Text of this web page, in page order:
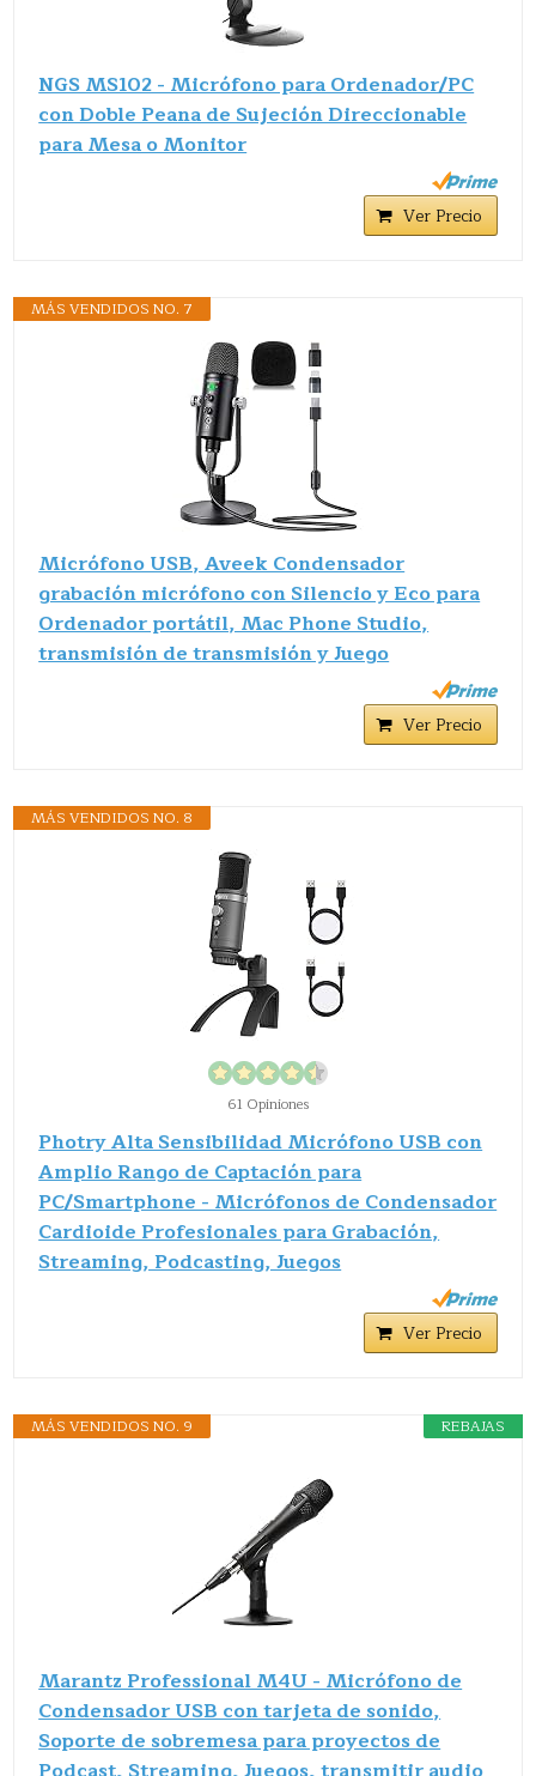
NGS MS102 - Micrófono para Ordenador/PC
con Doble Peana de Sujeción Direccionable
para Mesa o Monitor
Ver Precio
MÁS VENDIDOS NO. 7
Micrófono USB, Aveek Condensador
grabación micrófono con Silencio y Eco para
Ordenador portátil, Mac Phone Studio,
transmisión de transmisión y Juego
Ver Precio
MÁS VENDIDOS NO. 8
61 Opiniones
Photry Alta Sensibilidad Micrófono USB con
Amplio Rango de Captación para
PC/Smartphone - Micrófonos de Condensador
Cardioide Profesionales para Grabación,
Streaming, Podcasting, Juegos
Ver Precio
REBAJAS
MÁS VENDIDOS NO. 9
Marantz Professional M4U - Micrófono de
Condensador USB con tarjeta de sonido,
Soporte de sobremesa para proyectos de